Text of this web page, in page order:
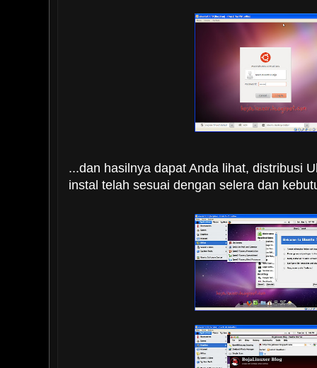
...dan hasilnya dapat Anda lihat, distribusi
instal telah sesuai dengan selera dan